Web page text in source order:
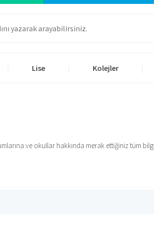
Lise Kolejler
ve okullar hakkında merak ettiğiniz tüm